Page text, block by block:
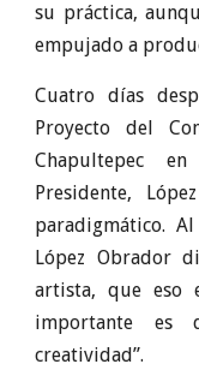
su práctica,
empujado a
Cuatro días
Proyecto del
Chapultepec
Presidente,
paradigmático.
López Obrador
artista, que eso
importante es
creatividad”.